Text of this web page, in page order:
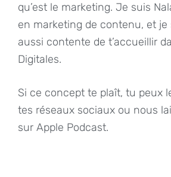
qu’est le marketing. Je suis
en marketing de contenu, et je
aussi contente de t’accueillir
Digitales.
Si ce concept te plaît, tu peux
tes réseaux sociaux ou nous
sur Apple Podcast.